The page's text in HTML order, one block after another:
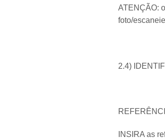
ATENÇÃO:
foto/
2.4)
INSIRA as